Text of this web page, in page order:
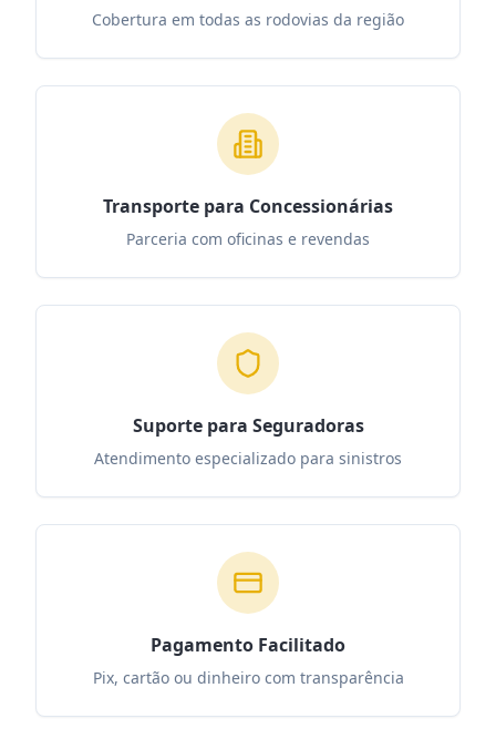
Cobertura em todas as rodovias da região
Transporte para Concessionárias
Parceria com oficinas e revendas
Suporte para Seguradoras
Atendimento especializado para sinistros
Pagamento Facilitado
Pix, cartão ou dinheiro com transparência